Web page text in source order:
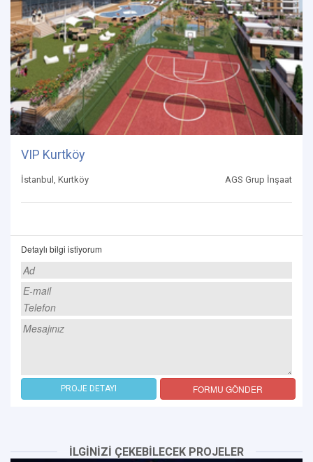
VIP Kurtköy
İstanbul, Kurtköy AGS Grup İnşaat
Detaylı bilgi istiyorum
PROJE DETAYI FORMU GÖNDER
İLGİNİZİ ÇEKEBİLECEK PROJELER